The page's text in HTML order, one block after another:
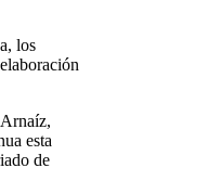
los
esta
de